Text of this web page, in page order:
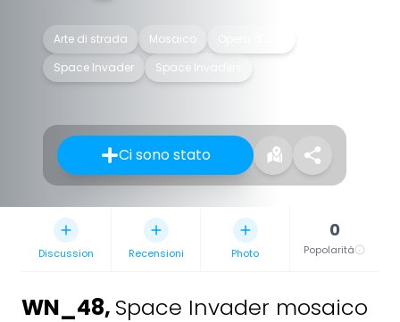
Arte di strada Mosaico
Space Invader
Space Invaders
Ci sono stato
Discussion Recensioni Photo
0
Popolarità
WN_48, Space Invader mosaico